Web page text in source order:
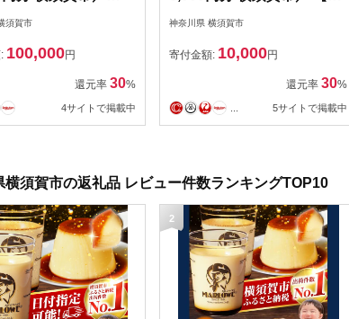
社エイチ・アイ・
須賀市
100,000円
還元率 30%
4サイトで掲載中
式会社エイチ・アイ・エ
神奈川県 横須賀市
寄付金額: 10,000円
還元率 30%
5サイトで掲載中
横須賀市の返礼品 レビュー件数ランキングTOP10
2